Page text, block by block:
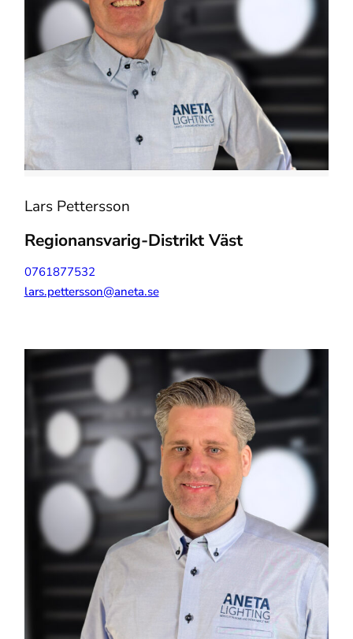
Lars Pettersson
Regionansvarig-Distrikt Väst
0761877532
lars.pettersson@aneta.se